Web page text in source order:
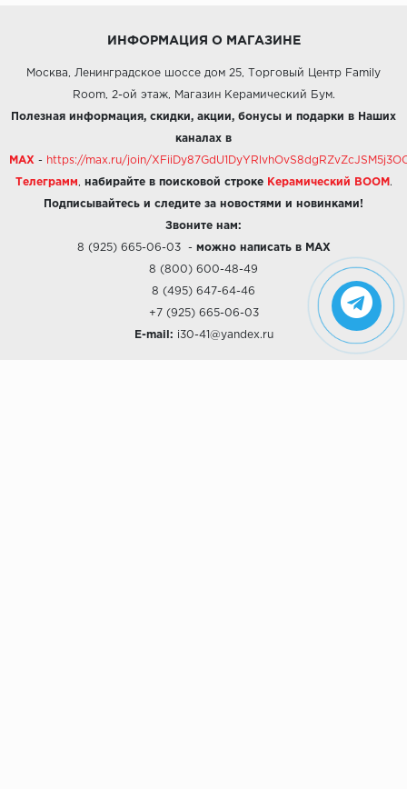
ИНФОРМАЦИЯ О МАГАЗИНЕ
Москва, Ленинградское шоссе дом 25, Торговый Центр Family
Room, 2-ой этаж, Магазин Керамический Бум.
Полезная информация, скидки, акции, бонусы и подарки в Наших
каналах в
MAX - https://max.ru/join/
Телеграмм набирайте в поисковой строке Керамический BOOM .
Подписывайтесь и следите за новостями и новинками!
Звоните нам:
8 (925) 665-06-03- можно написать в MAX
8 (800) 600-48-49
8 (495) 647-64-46
+7 (925) 665-06-03
E-mail: i30-41@yandex.ru